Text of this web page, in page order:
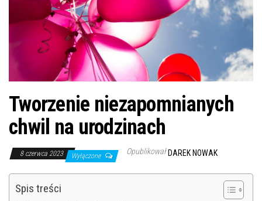
Tworzenie niezapomnianych
chwil na urodzinach
8 czerwca 2023 Wyłączone Opublikował DAREK NOWAK
Spis treści